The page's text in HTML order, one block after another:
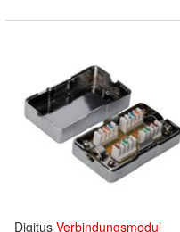
Digitus Verbindungsmodul